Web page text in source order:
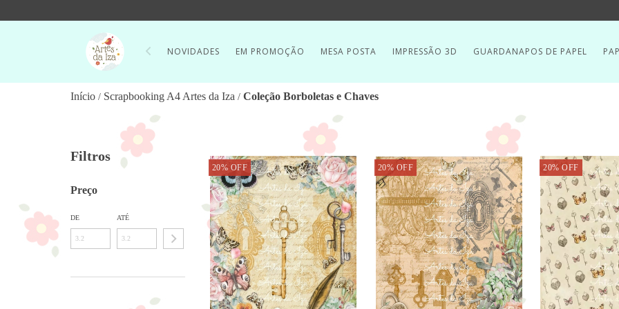
NOVIDADES EM PROMOÇÃO MESA POSTA IMPRESSÃO 3D GUARDANAPOS DE PAPEL
Início / Scrapbooking A4 Artes da Iza / Coleção Borboletas e Chaves
Filtros
Preço
DE ATÉ
20% OFF 20% OFF 20%OFF